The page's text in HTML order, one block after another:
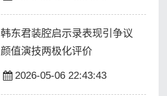
韩东君装腔启示录表现引争议
颜值演技两极化评价
2026-05-06 22:43:43